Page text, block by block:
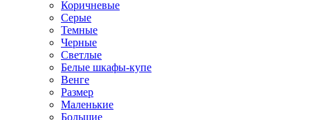
Коричневые
Серые
Темные
Черные
Светлые
Белые шкафы-купе
Венге
Размер
Маленькие
Большие